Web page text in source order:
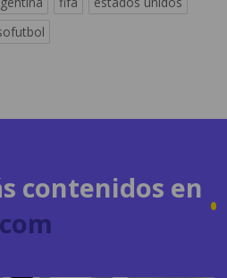
contenidos en